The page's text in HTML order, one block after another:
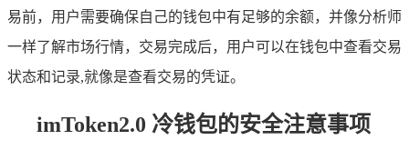
易前，用户需要确保自己的钱包中有足够的余额，并像分析师
一样了解市场行情，交易完成后，用户可以在钱包中查看交易
状态和记录,就像是查看交易的凭证。
imToken2.0 冷钱包的安全注意事项